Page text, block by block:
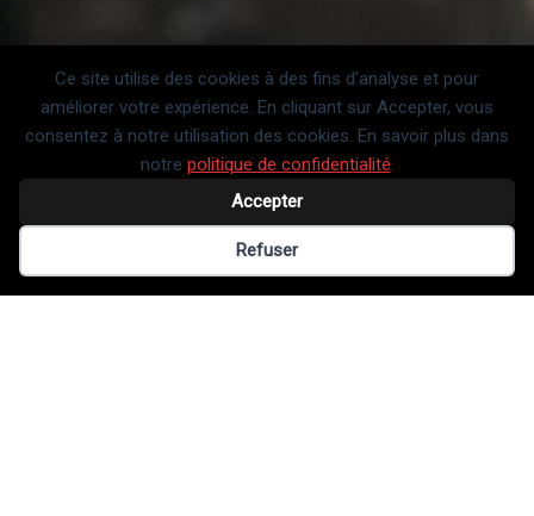
Ce site utilise des cookies à des fins d’analyse et pour
améliorer votre expérience. En cliquant sur Accepter, vous
consentez à notre utilisation des cookies. En savoir plus dans
notre politique de confidentialité.
Accepter
Refuser
Préférences des cookies